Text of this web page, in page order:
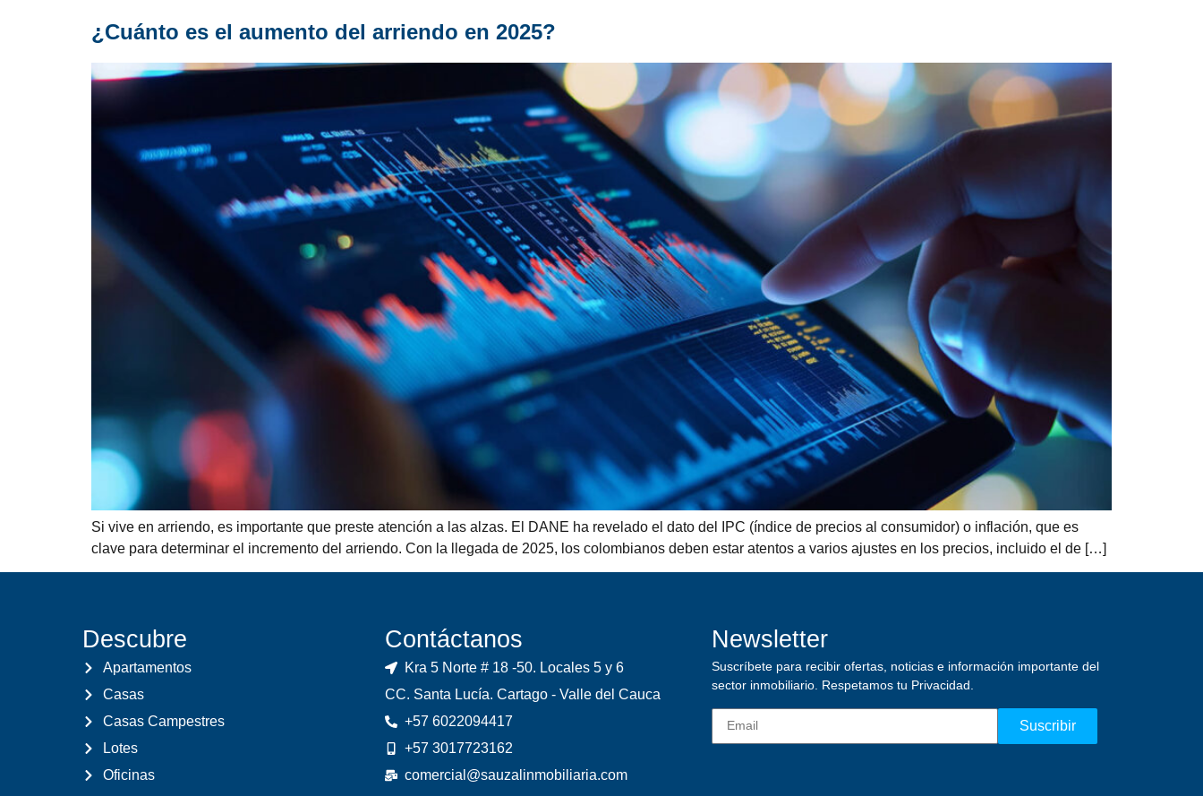
¿Cuánto es el aumento del arriendo en 2025?
Si vive en arriendo, es importante que preste atención a las alzas. El DANE ha revelado el dato del IPC (índice de precios al consumidor) o inflación, que es
clave para determinar el incremento del arriendo. Con la llegada de 2025, los colombianos deben estar atentos a varios ajustes en los precios, incluido el de […]
Descubre
Apartamentos
Casas
Casas Campestres
Lotes
Oficinas
Contáctanos
Kra 5 Norte # 18 -50. Locales 5 y 6
CC. Santa Lucía. Cartago - Valle del Cauca
+57 6022094417
+57 3017723162
comercial@sauzalinmobiliaria.com
Newsletter
Suscríbete para recibir ofertas, noticias e información importante del
sector inmobiliario. Respetamos tu Privacidad.
Suscribir